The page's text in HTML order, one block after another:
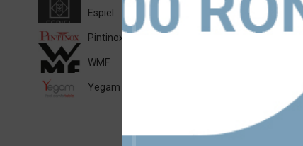
Espiel
Pintinox
WMF
Yegam